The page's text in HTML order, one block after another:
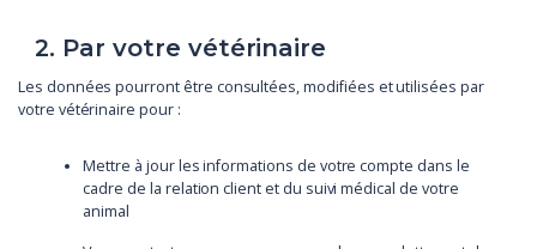
2. Par votre vétérinaire
Les données pourront être consultées, modifiées et utilisées par
votre vétérinaire pour :
Mettre à jour les informations de votre compte dans le
cadre de la relation client et du suivi médical de votre
animal